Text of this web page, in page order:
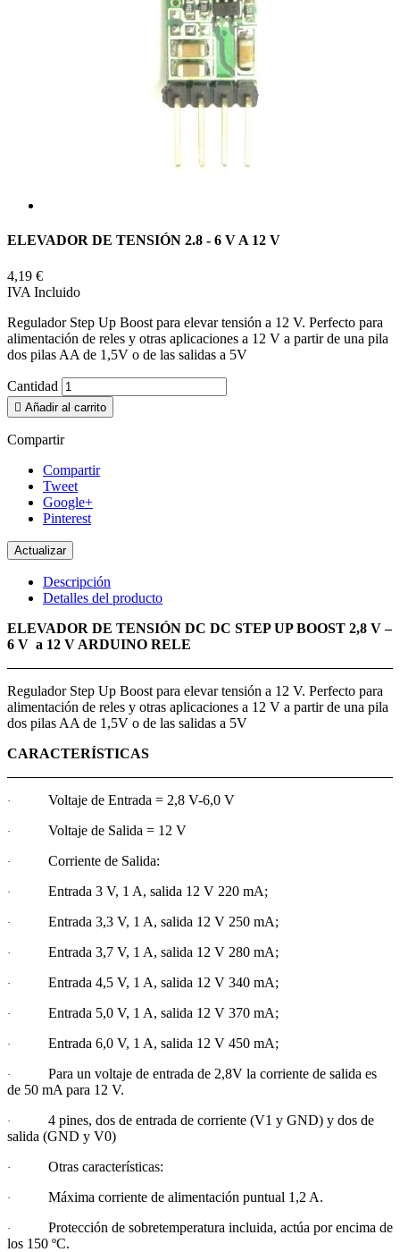
ELEVADOR DE TENSIÓN 2.8 - 6 V A 12 V
4,19 €
IVA Incluido
Regulador Step Up Boost para elevar tensión a 12 V. Perfecto para
alimentación de reles y otras aplicaciones a 12 V a partir de una pila
dos pilas AA de 1,5V o de las salidas a 5V
Cantidad
 Añadir al carrito
Compartir
Compartir
Tweet
Google+
Pinterest
Descripción
Detalles del producto
ELEVADOR DE TENSIÓN DC DC STEP UP BOOST 2,8 V –
6 V a 12 V ARDUINO RELE
Regulador Step Up Boost para elevar tensión a 12 V. Perfecto para
alimentación de reles y otras aplicaciones a 12 V a partir de una pila
dos pilas AA de 1,5V o de las salidas a 5V
CARACTERÍSTICAS
· Voltaje de Entrada = 2,8 V-6,0 V
· Voltaje de Salida = 12 V
· Corriente de Salida:
· Entrada 3 V, 1 A, salida 12 V 220 mA;
· Entrada 3,3 V, 1 A, salida 12 V 250 mA;
· Entrada 3,7 V, 1 A, salida 12 V 280 mA;
· Entrada 4,5 V, 1 A, salida 12 V 340 mA;
· Entrada 5,0 V, 1 A, salida 12 V 370 mA;
· Entrada 6,0 V, 1 A, salida 12 V 450 mA;
·
Para un voltaje de entrada de 2,8V la corriente de salida es
de 50 mA para 12 V.
·
4 pines, dos de entrada de corriente (V1 y GND) y dos de
salida (GND y V0)
· Otras características:
· Máxima corriente de alimentación puntual 1,2 A.
·
Protección de sobretemperatura incluida, actúa por encima de
los 150 ºC.